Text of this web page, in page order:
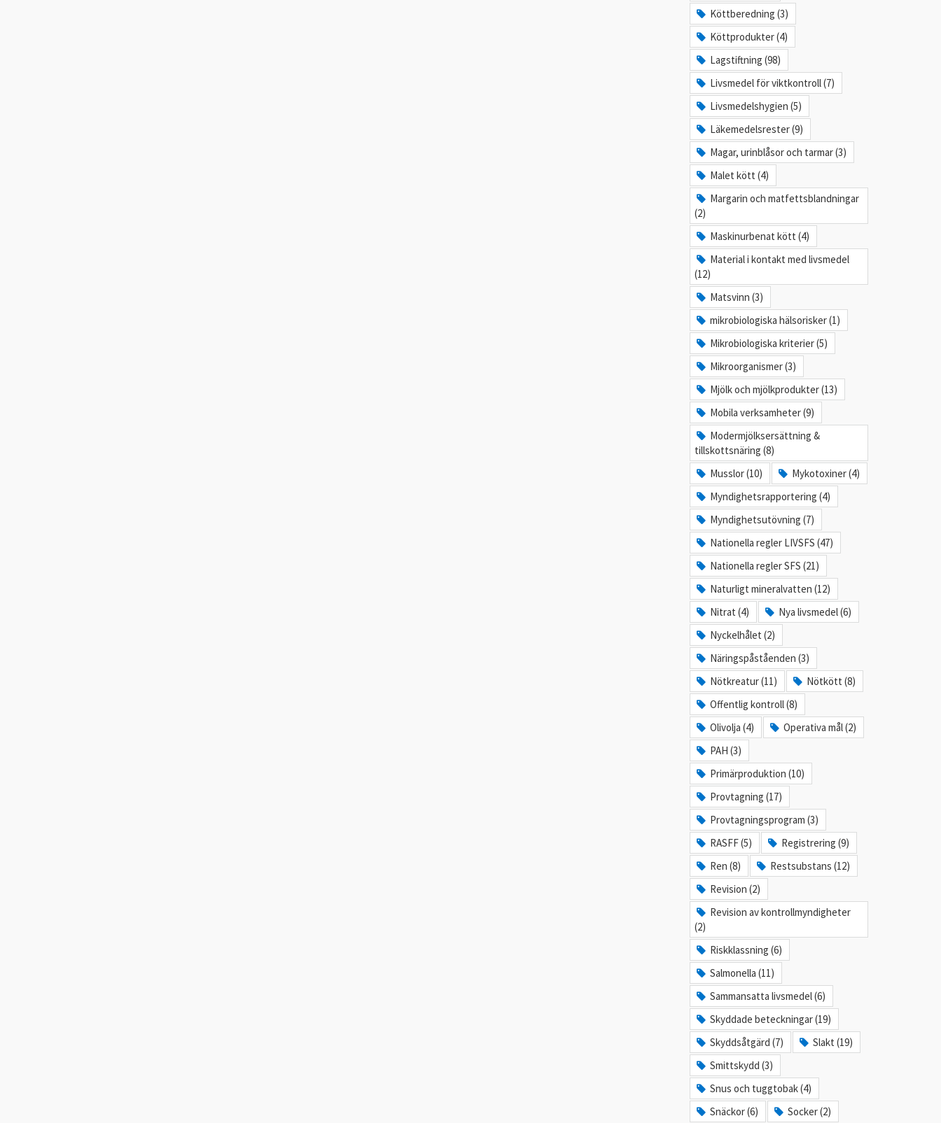
Köttberedning (3)
Köttprodukter (4)
Lagstiftning (98)
Livsmedel för viktkontroll (7)
Livsmedelshygien (5)
Läkemedelsrester (9)
Magar, urinblåsor och tarmar (3)
Malet kött (4)
Margarin och matfettsblandningar
(2)
Maskinurbenat kött (4)
Material i kontakt med livsmedel
(12)
Matsvinn (3)
mikrobiologiska hälsorisker (1)
Mikrobiologiska kriterier (5)
Mikroorganismer (3)
Mjölk och mjölkprodukter (13)
Mobila verksamheter (9)
Modermjölksersättning &
tillskottsnäring (8)
Musslor (10)
Mykotoxiner (4)
Myndighetsrapportering (4)
Myndighetsutövning (7)
Nationella regler LIVSFS (47)
Nationella regler SFS (21)
Naturligt mineralvatten (12)
Nitrat (4)
Nya livsmedel (6)
Nyckelhålet (2)
Näringspåståenden (3)
Nötkreatur (11)
Nötkött (8)
Offentlig kontroll (8)
Olivolja (4)
Operativa mål (2)
PAH (3)
Primärproduktion (10)
Provtagning (17)
Provtagningsprogram (3)
RASFF (5)
Registrering (9)
Ren (8)
Restsubstans (12)
Revision (2)
Revision av kontrollmyndigheter
(2)
Riskklassning (6)
Salmonella (11)
Sammansatta livsmedel (6)
Skyddade beteckningar (19)
Skyddsåtgärd (7)
Slakt (19)
Smittskydd (3)
Snus och tuggtobak (4)
Snäckor (6)
Socker (2)